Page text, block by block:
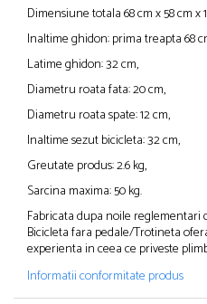
Dimensiune totala 68 cm x 58 cm x
Inaltime ghidon: prima treapta 68
Latime ghidon: 32 cm,
Diametru roata fata: 20 cm,
Diametru roata spate: 12 cm,
Inaltime sezut bicicleta: 32 cm,
Greutate produs: 2.6 kg,
Sarcina maxima: 50 kg.
Fabricata dupa noile
Bicicleta fara pedale/Trotineta
experienta in ceea ce priveste
Informatii conformitate produs